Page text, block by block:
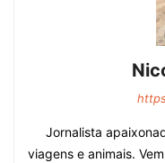
Jornalista
viagens e animais.